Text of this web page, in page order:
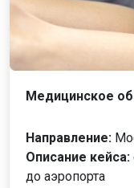
Медицинское
Направление:
Описание кейса:
до аэропорта